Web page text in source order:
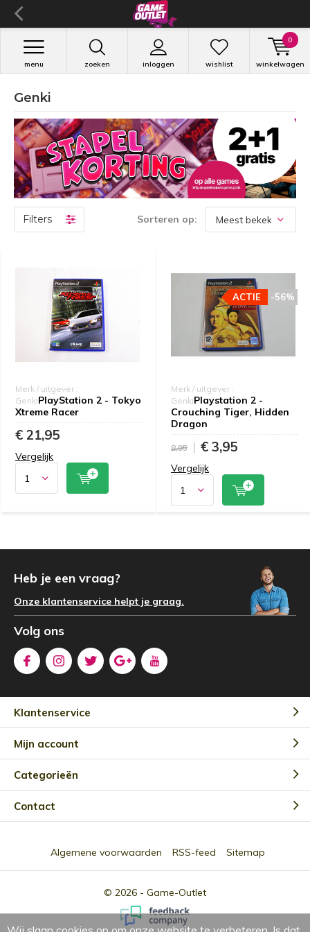
zoeken inloggen
menu wishlist winkelwagen
0
Genki
Filters Sorteren op:
Merk / uitgever :
GenkiPlayStation 2 - Tokyo
Xtreme Racer
€ 21,95
Vergelijk
Merk / uitgever :
GenkiPlaystation 2 -
Crouching Tiger, Hidden
Dragon
-56%
ACTIE
8,95 € 3,95
Vergelijk
Heb je een vraag?
Onze klantenservice helpt je graag.
Volg ons
Klantenservice
Mijn account
Categorieën
Contact
© 2026 - Game-Outlet
Algemene voorwaarden RSS-feed Sitemap